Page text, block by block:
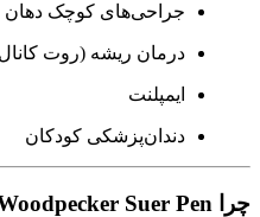
جراحی‌های کوچک دهان
درمان ریشه (روت
ایمپلنت
دندان‌پزشکی کودکان
چرا Woodpecker Suer Pen انتخاب مناسبی است؟